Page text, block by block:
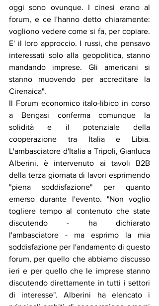
oggi sono ovunque. I cinesi erano al
forum, e ce l'hanno detto chiaramente:
vogliono vedere come si fa, per copiare.
E' il loro approccio. I russi, che pensavo
interessati solo alla geopolitica, stanno
mandando imprese. Gli americani si
stanno muovendo per accreditare la
Cirenaica".
Il Forum economico italo-libico in corso
a Bengasi conferma comunque la
solidità e il potenziale della
cooperazione tra Italia e Libia.
L'ambasciatore d'Italia a Tripoli, Gianluca
Alberini, è intervenuto ai tavoli B2B
della terza giornata di lavori esprimendo
"piena soddisfazione" per quanto
emerso durante l'evento. "Non voglio
togliere tempo al contenuto che state
discutendo - ha dichiarato
l'ambasciatore - ma esprimo la mia
soddisfazione per l'andamento di questo
forum, per quello che abbiamo discusso
ieri e per quello che le imprese stanno
discutendo direttamente in tutti i settori
di interesse". Alberini ha elencato i